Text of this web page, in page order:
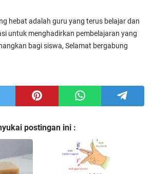
hebat adalah guru yang terus belajar dan
untuk menghadirkan pembelajaran yang
bagi siswa, Selamat bergabung
postingan ini :